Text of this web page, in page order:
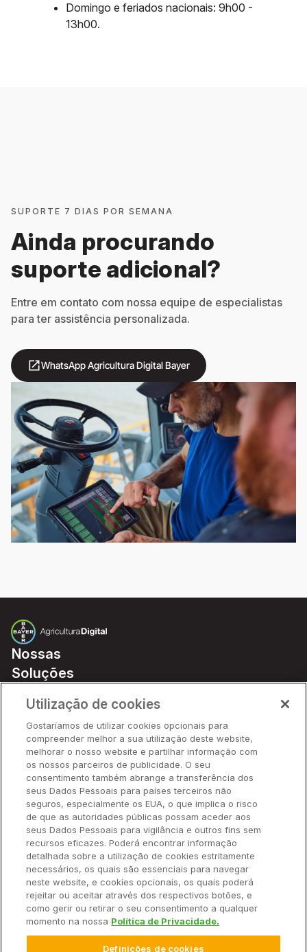
Domingo e feriados nacionais: 9h00 -
13h00.
SUPORTE 7 DIAS POR SEMANA
Ainda procurando
suporte adicional?
Entre em contato com nossa equipe de especialistas
para ter assistência personalizada.
WhatsApp Agricultura Digital Bayer
open_in_new
Nossas
Soluções
Parceiros
Hardware
Ajuda Rápida
Recursos
Empresa
Contato
© 2025 Climate LLC. Todos os direitos reservados.
Utilização de cookies
Gostaríamos de utilizar cookies opcionais para
compreender melhor a sua utilização deste website,
melhorar o nosso website e partilhar informação com
os nossos parceiros de publicidade. O seu
consentimento também abrange a transferência dos
seus Dados Pessoais para países terceiros não
seguros, especialmente os EUA, o que implica o risco
de que as autoridades públicas possam aceder aos
seus Dados Pessoais para vigilância e outros fins sem
recursos eficazes. Poderá encontrar informação
detalhada sobre a utilização de cookies estritamente
necessários, os quais são essenciais para navegar
neste website, e cookies opcionais, os quais poderá
rejeitar ou aceitar através dos respectivos botões, e
como gerir ou retirar o seu consentimento a qualquer
momento na nossa Política de Privacidade.
Definições de cookies